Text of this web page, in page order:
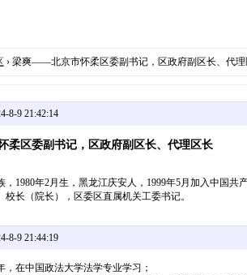
› 梁爽——北京市怀柔区委副书记，区政府副区长、代理
8-9 21:42:14
区委副书记，区政府副区长、代理区长
年2月生，黑龙江庆安人，1999年5月加入中国共
校长（院长），区委区直属机关工委书记。
8-9 21:44:19
在中国政法大学法学专业学习；